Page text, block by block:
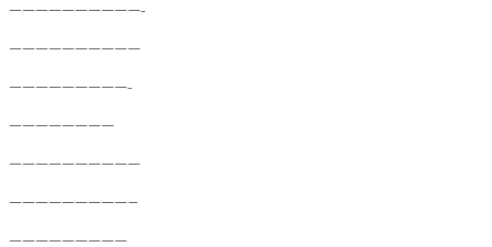
——————————-
——————————
—————————-
————————
——————————
—————————–
—————————